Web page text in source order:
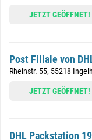
JETZT GEÖFFNET!
Post Filiale von
Rheinstr. 55, 55218
JETZT GEÖFFNET!
DHL Packstation